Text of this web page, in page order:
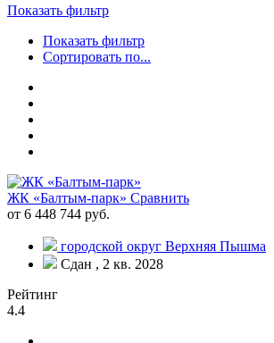
Показать фильтр
Показать фильтр
Сортировать по...
ЖК «Балтым-парк» Сравнить
от 6 448 744 руб.
городской округ Верхняя Пышма
Сдан , 2 кв. 2028
Рейтинг
4.4